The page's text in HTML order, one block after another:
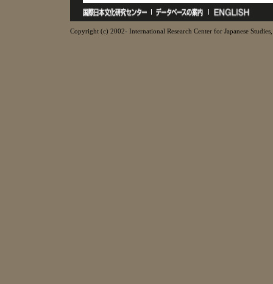
Copyright (c) 2002- International Research Center for Japanese